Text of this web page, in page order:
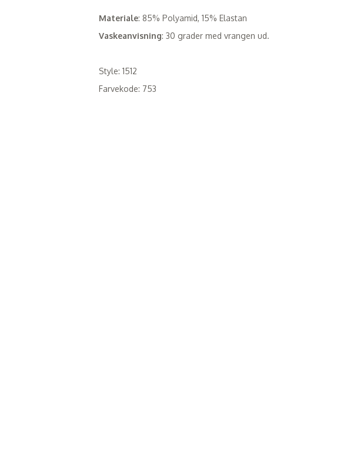
Materiale: 85% Polyamid, 15% Elastan
Vaskeanvisning: 30 grader med vrangen ud.
Style: 1512
Farvekode: 753